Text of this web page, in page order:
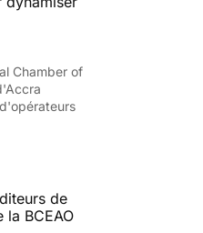
Chamber of
de
la BCEAO